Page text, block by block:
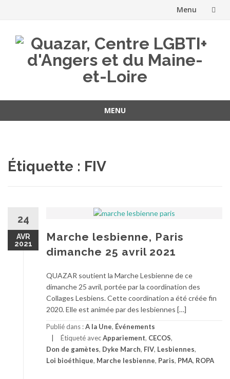
Menu
contenu
MENU
Étiquette : FIV
24
AVR
2021
Marche lesbienne, Paris
dimanche 25 avril 2021
QUAZAR soutient la Marche Lesbienne de ce
dimanche 25 avril, portée par la coordination des
Collages Lesbiens. Cette coordination a été créée fin
2020. Elle est animée par des lesbiennes […]
Publié dans :A la Une, Événements
Étiqueté avecAppariement, CECOS,
Don de gamètes, Dyke March, FIV, Lesbiennes,
Loi bioéthique, Marche lesbienne, Paris, PMA, ROPA